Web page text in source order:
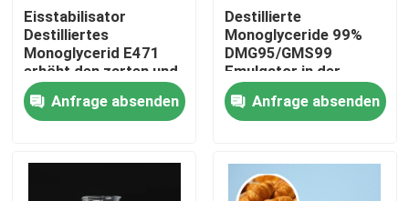
Fabrik-Ausflug
Qualitätskontrolle
Kontaktiere uns
Eisstabilisator
Destilliertes
Monoglycerid E471
erhöht den zarten und
glatten Geschmack
Anfrage absenden
Destillierte
Monoglyceride 99%
DMG95/GMS99
Emulgator in der
Backindustrie
verwendet
Anfrage absenden